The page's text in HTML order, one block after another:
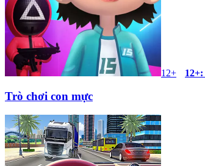
12+ 12+:
Trò chơi con mực